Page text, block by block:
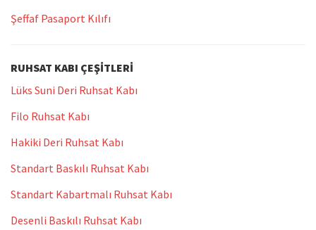
Şeffaf Pasaport Kılıfı
RUHSAT KABI ÇEŞITLERI
Lüks Suni Deri Ruhsat Kabı
Filo Ruhsat Kabı
Hakiki Deri Ruhsat Kabı
Standart Baskılı Ruhsat Kabı
Standart Kabartmalı Ruhsat Kabı
Desenli Baskılı Ruhsat Kabı